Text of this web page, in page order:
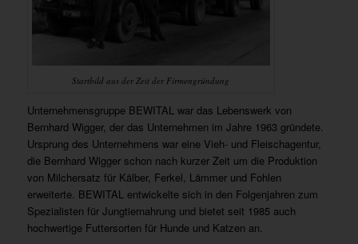
Startbild aus der Zeit der Firmengründung
Unternehmensgruppe BEWITAL war das Lebenswerk von
Bernhard Wigger, der das Unternehmen im Jahre 1963 gründete.
Ursprung des Unternehmens war eine Vieh- und Fleischagentur,
die Bernhard Wigger schon nach kurzer Zeit um die Produktion
von Milchersatz für Kälber, Ferkel, Lämmer und Fohlen
erweiterte. BEWITAL entwickelte sich in den Folgenjahren zum
Spezialisten für Jungtiernahrung und bietet seit 1985 auch
hochwertige Futtersorten für Hunde und Katzen an.